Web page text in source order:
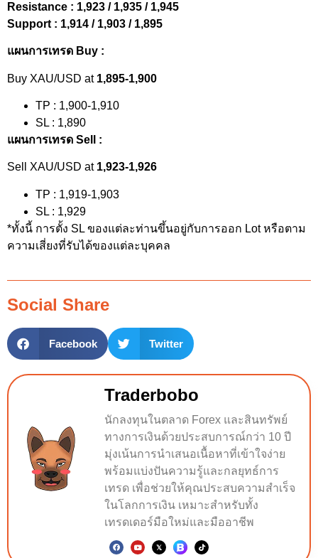
Resistance : 1,923 / 1,935 / 1,945
Support : 1,914 / 1,903 / 1,895
แผนการเทรด Buy :
Buy XAU/USD at 1,895-1,900
TP : 1,900-1,910
SL : 1,890
แผนการเทรด Sell :
Sell XAU/USD at 1,923-1,926
TP : 1,919-1,903
SL : 1,929
*ทั้งนี้ การตั้ง SL ของแต่ละท่านขึ้นอยู่กับการออก Lot หรือตาม
ความเสี่ยงที่รับได้ของแต่ละบุคคล
Social Share
Facebook Twitter
Traderbobo
นักลงทุนในตลาด Forex และสินทรัพย์
ทางการเงินด้วยประสบการณ์กว่า 10 ปี
มุ่งเน้นการนำเสนอเนื้อหาที่เข้าใจง่าย
พร้อมแบ่งปันความรู้และกลยุทธ์การ
เทรด เพื่อช่วยให้คุณประสบความสำเร็จ
ในโลกการเงิน เหมาะสำหรับทั้ง
เทรดเดอร์มือใหม่และมืออาชีพ